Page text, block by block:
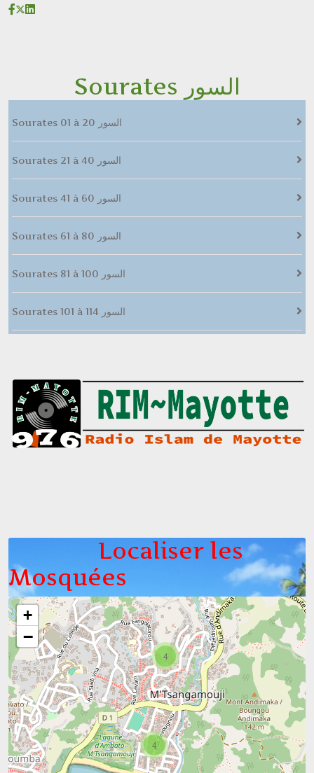
Sourates السور
Sourates 01 à 20 السور
Sourates 21 à 40 السور
Sourates 41 à 60 السور
Sourates 61 à 80 السور
Sourates 81 à 100 السور
Sourates 101 à 114 السور
Localiser les
Mosquées
4
4
+
−